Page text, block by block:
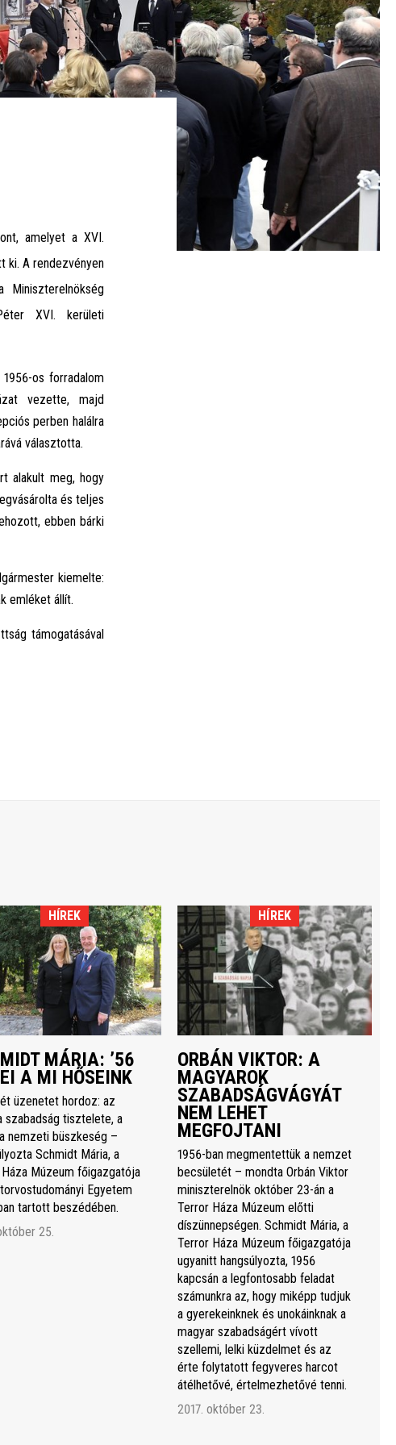
amelyet a XVI.
ki. A rendezvényen
XVI. kerületi
os forradalom
vezette, majd
perben halálra
választotta.
alakult meg, hogy
és teljes
ebben bárki
kiemelte:
emléket állít.
támogatásával
HÍREK
MÁRIA: ’56
A MI HŐSEINK
üzenetet hordoz: az
szabadság tisztelete, a
nemzeti büszkeség –
Schmidt Mária, a
Múzeum főigazgatója
Egyetem
tartott beszédében.
25.
HÍREK
ORBÁN VIKTOR: A
MAGYAROK
SZABADSÁGVÁGYÁT
NEM LEHET
MEGFOJTANI
1956-ban megmentettük a nemzet
becsületét – mondta Orbán Viktor
miniszterelnök október 23-án a
Terror Háza Múzeum előtti
díszünnepségen. Schmidt Mária, a
Terror Háza Múzeum főigazgatója
ugyanitt hangsúlyozta, 1956
kapcsán a legfontosabb feladat
számunkra az, hogy miképp tudjuk
a gyerekeinknek és unokáinknak a
magyar szabadságért vívott
szellemi, lelki küzdelmet és az
érte folytatott fegyveres harcot
átélhetővé, értelmezhetővé tenni.
2017. október 23.